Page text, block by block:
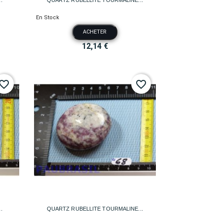
En Stock
ACHETER
12,14 €
QUARTZ RUBELLITE TOURMALINE...
favorite_border